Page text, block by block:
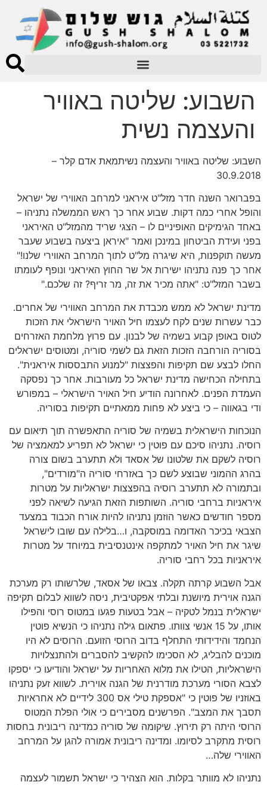
השבוע: שליטה באוויר
והעצמה נשית
השבוע: שליטה באוויר והעצמה נשיתמאת אדם קלר –
30.9.2018
בפברואר השנה חדר מזל"ט איראני למרחב האווירי של ישראל
והופל אחרי כמה דקות. שבוע אחר כך ראש הממשלה נתניהו –
באחד הגימיקים האופיניים לו – הצגי שריד מהמזל"ט האיראני
בפני ועידת הביטחון במינכן ואמר "איראן ביצעה בשבוע שעבר
מעשה תוקפנות, היא שיגרה מל"ט לתוך המרחב האווירי שלנו!"
אחר כך פנה נתניהו ישירות אל שר החוץ האיראני ונופף לעומתו
בשבר המזל"ט: "אתה מכיר את זה, מר זריף? זה שלכם."
מדינת ישראל לא ממש מכבדת את המרחב האווירי של אחרים.
כבר עשרות שנים לקח לעצמו חיל האויר הישראלי את הזכות
לטוס באופן קבוע בשמיה של לבנון. עם פרוץ מלחמת האזרחים
בסוריה הורחבה הזכות הזאת גם לשמי סוריה, ומטוסים ישראלים
החלו לבצע שם תקיפות והפצצות "למנוע התבססות איראנית".
בתחילה הכחישה מדינת ישראל כל מעורבות. אחר כך נפסקה
העמדת הפנים. לאחרונה הודיע חיל האויר הישראלי – במפורש
ודי בגאווה – כי ביצע לא פחות ממאתיים תקיפות בסוריה.
הנוכחות הישראלית בשמיה של סוריה התאפשרה תוך תיאום עם
רוסיה. נתניהו סיכם עם פוטין כי ישראל לא תפריע למאמציה של
רוסיה לשקם את שלטונו של אסאד ולא תתערב בשום צורה
בהרג ההמוני שבוצע לשם כך באזרחי סוריה ה"מורדים",
ובתמורה לא תתערב רוסיה בהפצצות ישראליות על מטרות
איראניות ברחבי סוריה. השותפות הזאת הגיעה לשיאה לפני
מספר חודשים כאשר הוזמן נתניהו להיות אורח הכבוד במצעד
הצבאי בכיכר האדומה במוסקבה, ו…בלילה עם שובו לישראל
שיגר את חיל האויר למתקפה אינטנסיבית במיוחד על מטרות
איראניות בכל רחבי סוריה.
אבל השבוע קרתה תקלה. צבאו של אסאד, שלרשותו רק מערכת
הגנה אוירית מיושנת ובלתי אפקטיבית, ניסה לשווא לבלום תקיפה
ישראלית בנמל לטקיה – אבל בטעות פגעו במטוס רוסי והפילו
אותו, על 15 אנשי צוותו. פתאום גילה נתניהו כי הנשיא פוטין
הנחמד והידידותי התחלף בדוב הרוסי הזועם. הרוסים לא היו
מוכנים להבליג, לא הסכימו להקשיב להסברים ולהתנצלויות
הישראליות, הטילו את מלוא האחריות על ישראל והודיעו כי יספקו
לצבא הסורי מערכת מודרנית של הגנה אוירית. לשווא זעק נתניהו
באוזניו של פוטין כי "אספקת טילי אס 300 לידיים לא אחראיות
תסבך את המצב". הפרשנים מסבירים כי אולי הפלת המטוס
הרוסי היתה רק תירוץ. שיקומה של סוריה כמדינה ריבונית בחסות
רוסית מתקרב לסיומו. ומדינה ריבונית אמורה להגן על המרחב
האווירי שלה…
נתניהו לא מוותר בקלות. הוא הצהיר כי ישראל תשמור לעצמה